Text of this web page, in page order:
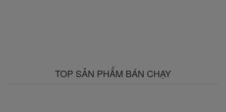
TOP SẢN PHẨM BÁN CHẠY